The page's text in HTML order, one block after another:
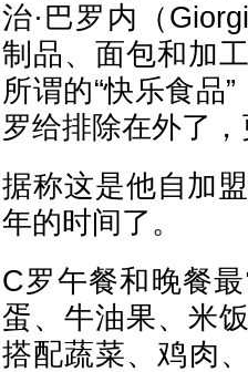
治·巴罗内（
制品、面包和加
所谓的“快乐食品
罗给排除在外了
据称这是他自加盟
年的时间了。
C罗午餐和晚餐
蛋、牛油果、米
搭配蔬菜、鸡肉